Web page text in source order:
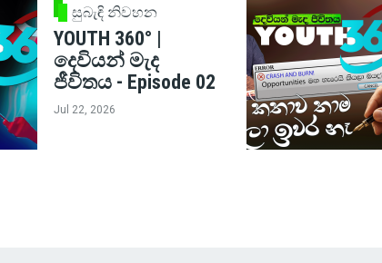
සුබැඳි නිවහන
YOUTH 360° |
දෙවියන් මැද
ජීවිතය - Episode 02
Jul 22, 2026